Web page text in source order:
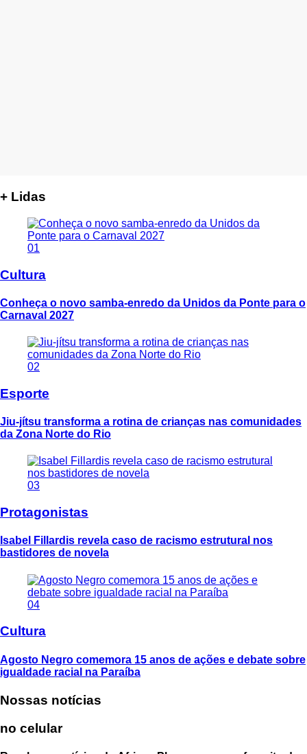
+ Lidas
01
Cultura
Conheça o novo samba-enredo da Unidos da Ponte para o
Carnaval 2027
02
Esporte
Jiu-jítsu transforma a rotina de crianças nas comunidades
da Zona Norte do Rio
03
Protagonistas
Isabel Fillardis revela caso de racismo estrutural nos
bastidores de novela
04
Cultura
Agosto Negro comemora 15 anos de ações e debate sobre
igualdade racial na Paraíba
Nossas notícias
no celular